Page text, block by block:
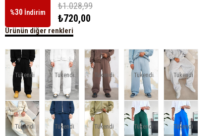
%30 İndirim
₺1.028,99
₺720,00
Ürünün diğer renkleri
Tükendi Tükendi Tükendi Tükendi Tükendi
Tükendi Tükendi Tükendi Tükendi Tükendi